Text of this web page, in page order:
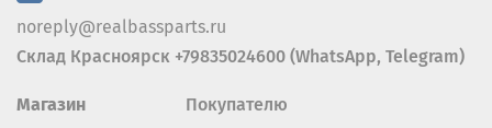
noreply@realbassparts.ru
Склад Красноярск +79835024600 (WhatsApp, Telegram)
Магазин
Покупателю